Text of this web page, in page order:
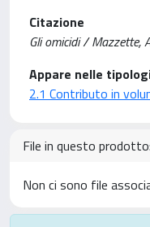
Citazione
Gli omicidi / Mazzette,
Appare nelle
2.1 Contributo in
File in questo prodotto:
Non ci sono file